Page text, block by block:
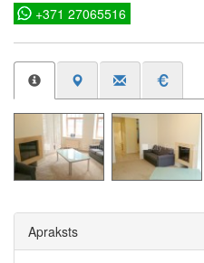
+371 27065516
Apraksts